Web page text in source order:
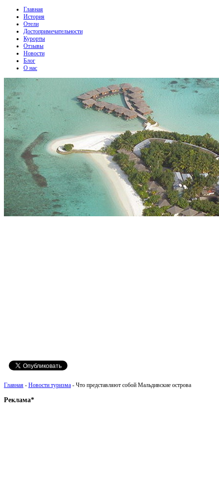
Главная
История
Отели
Достопримечательности
Курорты
Отзывы
Новости
Блог
О нас
Главная - Новости туризма - Что представляют собой Мальдивские острова
Реклама*